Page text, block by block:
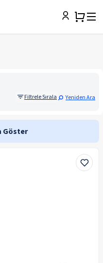
Filtrele Sırala Yeniden Ara
Göster